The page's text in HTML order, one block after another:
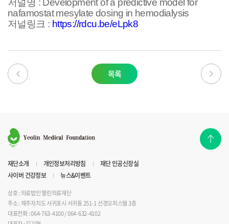
저널명 : Development of a predictive model for
nafamostat mesylate dosing in hemodialysis
저널링크 : https://rdcu.be/eLpk8
목록
재단소개 개인정보처리방침
재단 인공신장실
사이버 건강정보
뉴스&이벤트
상호 : 의료법인 열린의료재단
주소 : 제주자치도 서귀포시 서귀동 251-1 선경오피스텔 3층
대표전화 : 064-763-4100 / 064-632-4102